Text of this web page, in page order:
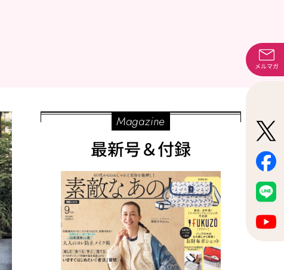
Magazine
最新号＆付録
メルマガ